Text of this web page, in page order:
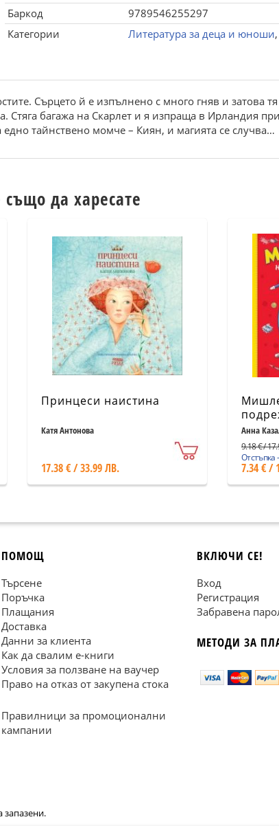
Баркод
9789546255297
Категории
Литература за деца и юноши,
Сърцето й е изпълнено с много гняв и затова
Стяга багажа на Скарлет и я изпраща в Ирландия
тайнствено момче – Киян, и магията се случва…
да харесате
Принцеси наистина
Катя Антонова
17.38 € / 33.99 ЛВ.
Анна
9.18 € /
Отстъпка
7.34 € /
ПОМОЩ
Търсене
Поръчка
Плащания
Доставка
Данни за клиента
Как да свалим е-книги
Условия за ползване на ваучер
Право на отказ от закупена стока
Правилници за промоционални
кампании
ВКЛЮЧИ СЕ!
Вход
Регистрация
Забравена
МЕТОДИ ЗА
запазени.